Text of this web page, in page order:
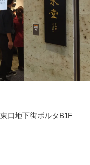
口地下街ポルタB1F